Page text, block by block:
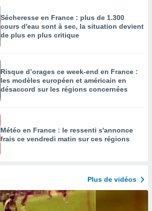
Sécheresse en France : plus de 1.300
cours d'eau sont à sec, la situation devient
de plus en plus critique
Risque d’orages ce week-end en France :
les modèles européen et américain en
désaccord sur les régions concernées
Météo en France : le ressenti s'annonce
frais ce vendredi matin sur ces régions
Plus de vidéos